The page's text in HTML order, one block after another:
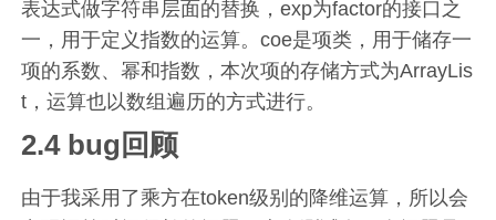
表达式做字符串层面的替换，exp为factor的接口之
一，用于定义指数的运算。coe是项类，用于储存一
项的系数、幂和指数，本次项的存储方式为ArrayLis
t，运算也以数组遍历的方式进行。
2.4 bug回顾
由于我采用了乘方在token级别的降维运算，所以会